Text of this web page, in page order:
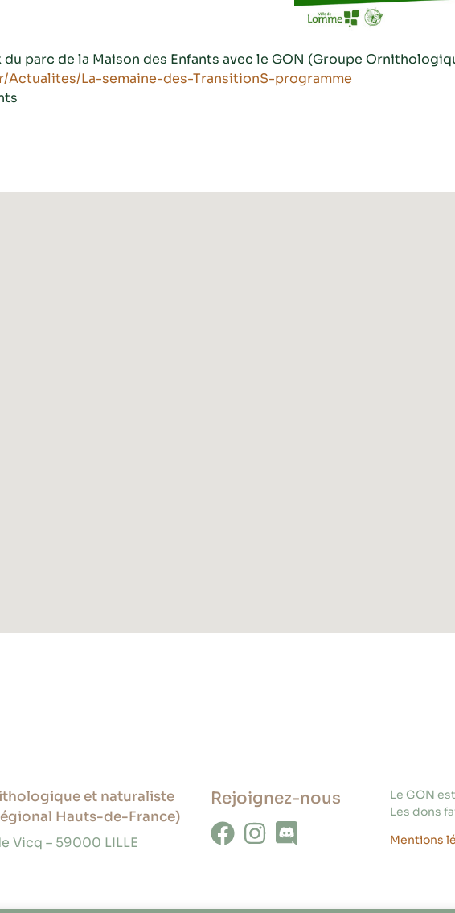
du parc de la Maison des Enfants avec le GON (Groupe
La-semaine-des-TransitionS-programme
et naturaliste
Hauts-de-France)
Vicq – 59000 LILLE
Rejoignez-nous
Le GON
Les dons
Mentions